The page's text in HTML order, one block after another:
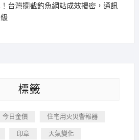
台灣攔截釣魚網站成效揭密，通訊
標籤
今日金價 住宅用火災警報器
印章 天氣變化